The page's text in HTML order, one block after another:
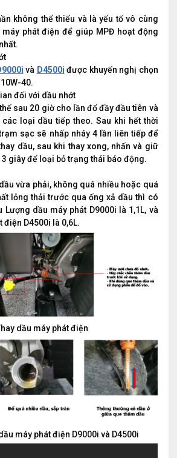
không thể thiếu và là yếu tố vô cùng
phát điện để giúp MPĐ hoạt động
và D4500i được khuyến nghị chọn
40.
đối với dầu nhớt
sau 20 giờ cho lần đổ đầy đầu tiên và
loại dầu tiếp theo. Sau khi hết thời
sạc sẽ nhấp nháy 4 lần liên tiếp để
dầu, sau khi thay xong, nhấn và giữ
giây để loại bỏ trạng thái báo động.
vừa phải, không quá nhiều hoặc quá
lỏng thải trước qua ống xả dầu thì có
Lượng dầu máy phát D9000i là 1,1L, và
điện D4500i là 0,6L.
dầu máy phát điện
máy phát điện D9000i và D4500i